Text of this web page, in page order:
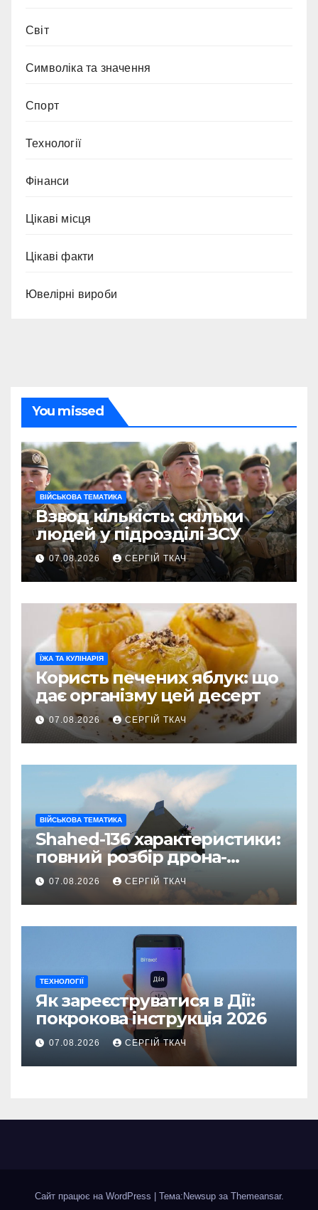
Світ
Символіка та значення
Спорт
Технології
Фінанси
Цікаві місця
Цікаві факти
Ювелірні вироби
You missed
ВІЙСЬКОВА ТЕМАТИКА
Взвод кількість: скільки
людей у підрозділі ЗСУ
07.08.2026 СЕРГІЙ ТКАЧ
ЇЖА ТА КУЛІНАРІЯ
Користь печених яблук: що
дає організму цей десерт
07.08.2026 СЕРГІЙ ТКАЧ
ВІЙСЬКОВА ТЕМАТИКА
Shahed-136 характеристики:
повний розбір дрона-
камікадзе
07.08.2026 СЕРГІЙ ТКАЧ
ТЕХНОЛОГІЇ
Як зареєструватися в Дії:
покрокова інструкція 2026
07.08.2026 СЕРГІЙ ТКАЧ
Сайт працює на WordPress Тема:Newsup за Themeansar.